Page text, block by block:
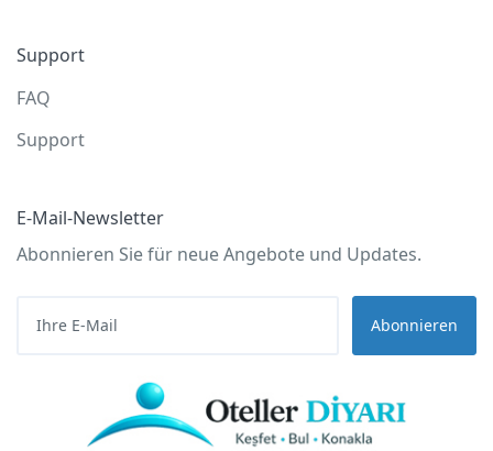
Support
FAQ
Support
E-Mail-Newsletter
Abonnieren Sie für neue Angebote und Updates.
Abonnieren